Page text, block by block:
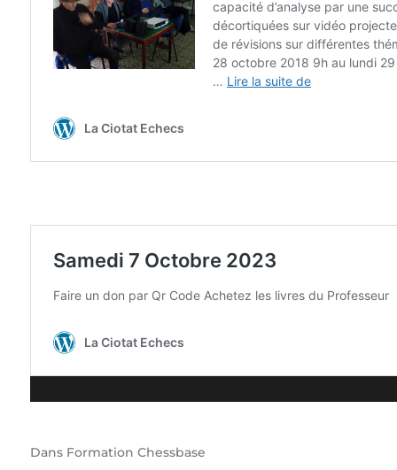
Dans Formation Chessbase